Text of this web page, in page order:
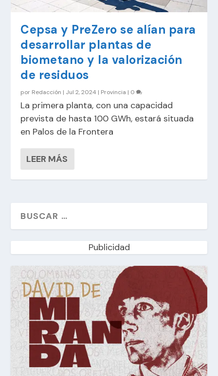
Cepsa y PreZero se alían para
desarrollar plantas de
biometano y la valorización
de residuos
por Redacción | Jul 2, 2024 | Provincia | 0
La primera planta, con una capacidad
prevista de hasta 100 GWh, estará situada
en Palos de la Frontera
LEER MÁS
Publicidad